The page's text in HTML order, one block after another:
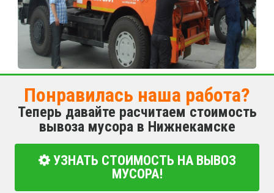
Понравилась наша работа?
Теперь давайте расчитаем стоимость
вывоза мусора в Нижнекамске
УЗНАТЬ СТОИМОСТЬ НА ВЫВОЗ
МУСОРА!